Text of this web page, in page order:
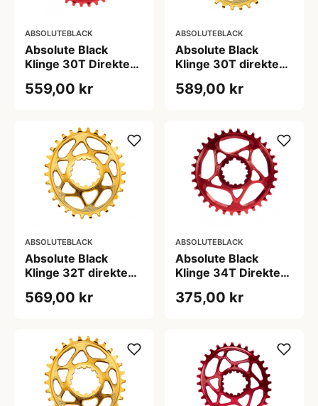
ABSOLUTEBLACK
Absolute Black
Klinge 30T Direkte
GXP/BB30/DUB Rød
559,00 kr
ABSOLUTEBLACK
Absolute Black
Klinge 30T direkte
SRAM GXP Guld
589,00 kr
ABSOLUTEBLACK
Absolute Black
Klinge 32T direkte
SRAM GXP Guld
569,00 kr
ABSOLUTEBLACK
Absolute Black
Klinge 34T Direkte
GXP/BB30/DUB Rød
375,00 kr